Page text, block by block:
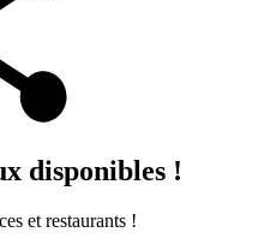
disponibles !
et restaurants !